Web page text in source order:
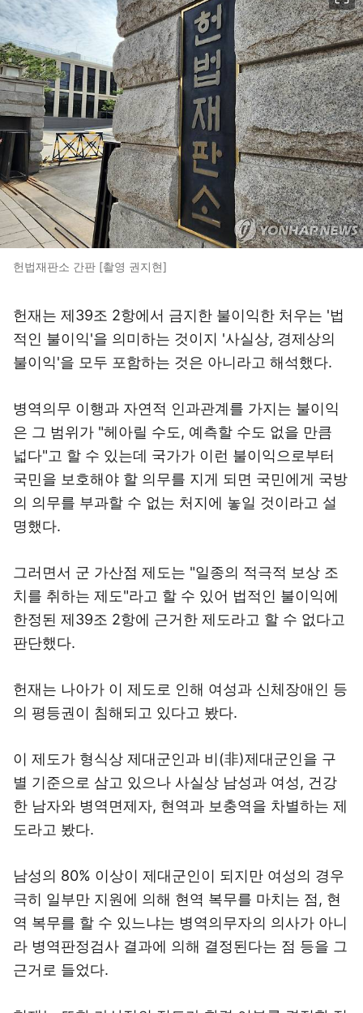
헌법재판소 간판 [촬영 권지현]
헌재는 제39조 2항에서 금지한 불이익한 처우는 '법
적인 불이익'을 의미하는 것이지 '사실상, 경제상의
불이익'을 모두 포함하는 것은 아니라고 해석했다.
병역의무 이행과 자연적 인과관계를 가지는 불이익
은 그 범위가 "헤아릴 수도, 예측할 수도 없을 만큼
넓다"고 할 수 있는데 국가가 이런 불이익으로부터
국민을 보호해야 할 의무를 지게 되면 국민에게 국방
의 의무를 부과할 수 없는 처지에 놓일 것이라고 설
명했다.
그러면서 군 가산점 제도는 "일종의 적극적 보상 조
치를 취하는 제도"라고 할 수 있어 법적인 불이익에
한정된 제39조 2항에 근거한 제도라고 할 수 없다고
판단했다.
헌재는 나아가 이 제도로 인해 여성과 신체장애인 등
의 평등권이 침해되고 있다고 봤다.
이 제도가 형식상 제대군인과 비(非)제대군인을 구
별 기준으로 삼고 있으나 사실상 남성과 여성, 건강
한 남자와 병역면제자, 현역과 보충역을 차별하는 제
도라고 봤다.
남성의 80% 이상이 제대군인이 되지만 여성의 경우
극히 일부만 지원에 의해 현역 복무를 마치는 점, 현
역 복무를 할 수 있느냐는 병역의무자의 의사가 아니
라 병역판정검사 결과에 의해 결정된다는 점 등을 그
근거로 들었다.